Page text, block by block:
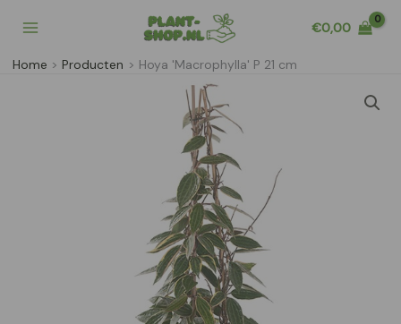
naar
inhoud
€0,00
Home Producten Hoya 'Macrophylla' P 21 cm